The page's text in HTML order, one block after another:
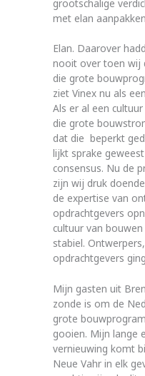
grootschalige
met elan
Elan. Daarover
nooit over toen wij
die grote
ziet Vinex nu als
Als er al een
die grote
dat die beperkt
lijkt sprake
consensus. Nu de
zijn wij druk
de expertise van
opdrachtgevers
cultuur van
stabiel.
opdrachtgevers
Mijn gasten uit
zonde is om de
grote
gooien. Mijn lange
vernieuwing komt
Neue Vahr in elk